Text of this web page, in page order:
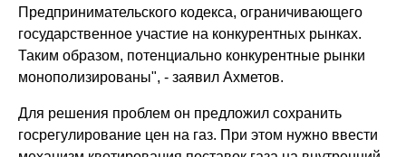
Предпринимательского кодекса, ограничивающего
государственное участие на конкурентных рынках.
Таким образом, потенциально конкурентные рынки
монополизированы", - заявил Ахметов.
Для решения проблем он предложил сохранить
госрегулирование цен на газ. При этом нужно ввести